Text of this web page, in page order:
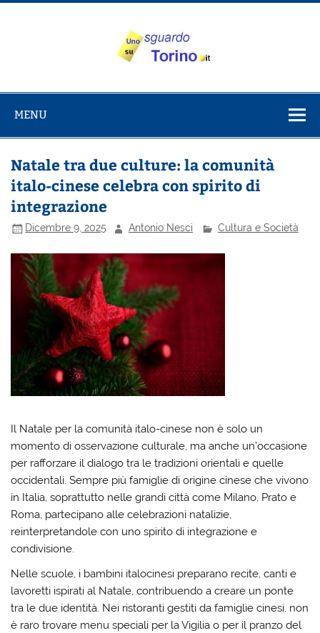
Salta
su Torino
MENU
Natale tra due culture: la comunità
italo-cinese celebra con spirito di
integrazione
Dicembre 9, 2025 Antonio Nesci Cultura e Società
Il Natale per la comunità italo-cinese non è solo un
momento di osservazione culturale, ma anche un’occasione
per rafforzare il dialogo tra le tradizioni orientali e quelle
occidentali. Sempre più famiglie di origine cinese che vivono
in Italia, soprattutto nelle grandi città come Milano, Prato e
Roma, partecipano alle celebrazioni natalizie,
reinterpretandole con uno spirito di integrazione e
condivisione.
Nelle scuole, i bambini italocinesi preparano recite, canti e
lavoretti ispirati al Natale, contribuendo a creare un ponte
tra le due identità. Nei ristoranti gestiti da famiglie cinesi, non
è raro trovare menu speciali per la Vigilia o per il pranzo del